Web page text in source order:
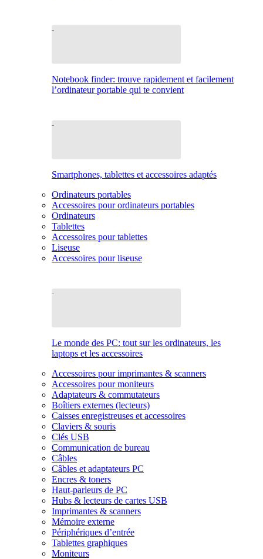
Notebook finder: trouve rapidement et facilement
l’ordinateur portable qui te convient
Smartphones, tablettes et accessoires adaptés
Ordinateurs portables
Accessoires pour ordinateurs portables
Ordinateurs
Tablettes
Accessoires pour tablettes
Liseuse
Accessoires pour liseuse
Le monde des PC: tout sur les ordinateurs, les
laptops et les accessoires
Accessoires pour imprimantes & scanners
Accessoires pour moniteurs
Adaptateurs & commutateurs
Boîtiers externes (lecteurs)
Caisses enregistreuses et accessoires
Claviers & souris
Clés USB
Communication de bureau
Câbles
Câbles et adaptateurs PC
Encres & toners
Haut-parleurs de PC
Hubs & lecteurs de cartes USB
Imprimantes & scanners
Mémoire externe
Périphériques d’entrée
Tablettes graphiques
Moniteurs